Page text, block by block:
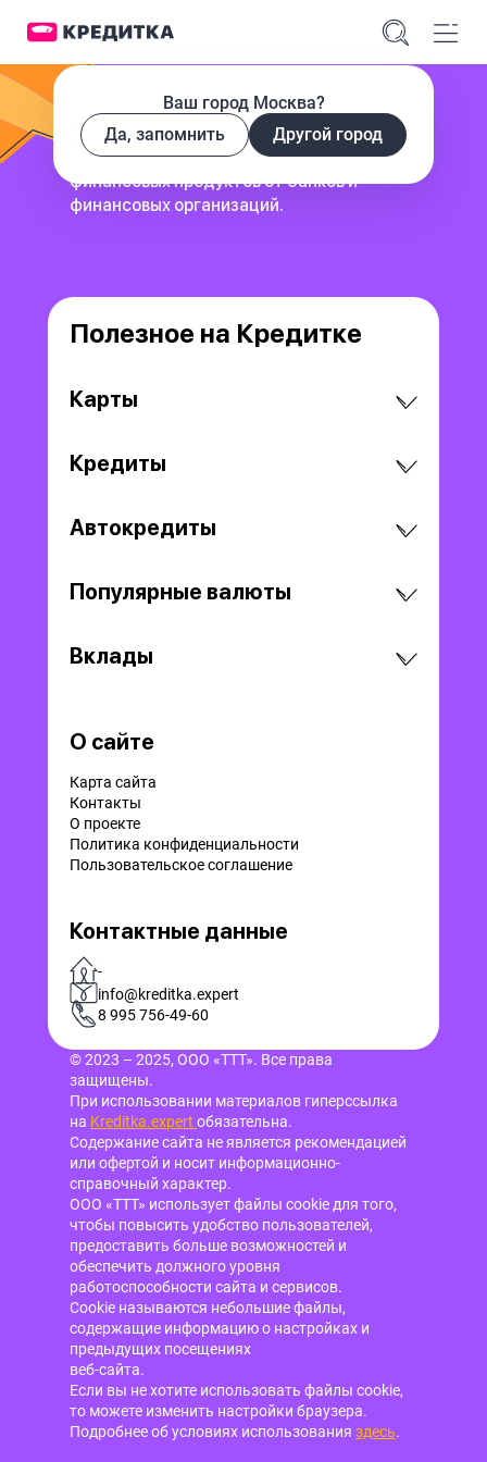
Ваш город Москва?
Да, запомнить
Другой город
сервис для поиска и сравнения
финансовых продуктовот банков и
финансовых организаций.
Полезное на Кредитке
Карты
Кредиты
Автокредиты
Популярные валюты
Вклады
О сайте
Карта сайта
Контакты
О проекте
Политика конфиденциальности
Пользовательское соглашение
Контактные данные
-
info@kreditka.expert
8 995 756-49-60
© 2023 – 2025, ООО «ТТТ». Все права
защищены.
При использовании материалов гиперссылка
на Kreditka.expert обязательна.
Содержание сайта не является рекомендацией
или офертой и носит информационно-
справочный характер.
ООО «ТТТ» использует файлы cookie для того,
чтобы повысить удобство пользователей,
предоставить больше возможностей и
обеспечить должного уровня
работоспособности сайта и сервисов.
Cookie называются небольшие файлы,
содержащие информацию о настройках и
предыдущих посещениях
веб-сайта.
Если вы не хотите использовать файлы cookie,
то можете изменить настройки браузера.
Подробнее об условиях использования здесь.